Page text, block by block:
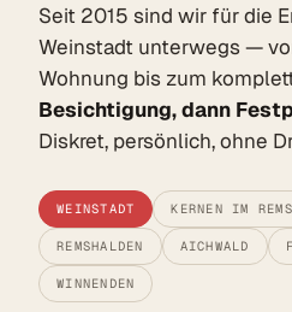
Seit 2015 sind wir für die
Weinstadt unterwegs —
Wohnung bis zum
Besichtigung, dann
Diskret, persönlich, ohne
WEINSTADT KERNEN IM
REMSHALDEN AICHWALD
WINNENDEN